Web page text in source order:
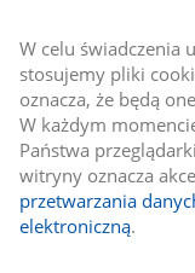
W celu świadczenia
stosujemy pliki
oznacza, że będą
W każdym
Państwa
witryny oznacza
przetwarzania
elektroniczną.